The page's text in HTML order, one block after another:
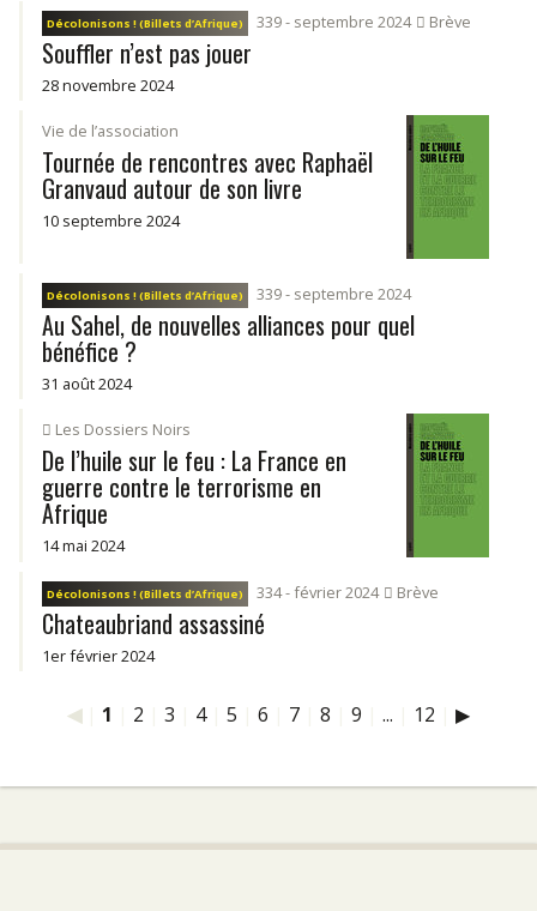
Décolonisons ! (Billets d’Afrique) 339 - septembre 2024 Brève
Souffler n’est pas jouer
28 novembre 2024
Vie de l’association
Tournée de rencontres avec Raphaël
Granvaud autour de son livre
10 septembre 2024
Décolonisons ! (Billets d’Afrique) 339 - septembre 2024
Au Sahel, de nouvelles alliances pour quel
bénéfice ?
31 août 2024
Les Dossiers Noirs
De l’huile sur le feu : La France en
guerre contre le terrorisme en
Afrique
14 mai 2024
Décolonisons ! (Billets d’Afrique) 334 - février 2024 Brève
Chateaubriand assassiné
1er février 2024
◀| 1 2 3 4| 5 6 7 8 9 ... 12 ▶